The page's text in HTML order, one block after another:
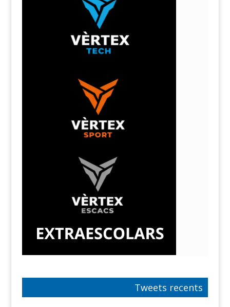
Tweets recents